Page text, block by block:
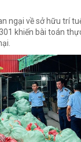
ngại về sở hữu trí
khiến bài toán